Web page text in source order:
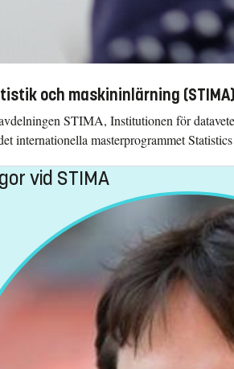
och maskininlärning (STIMA)
STIMA, Institutionen för
internationella masterprogrammet
vid STIMA